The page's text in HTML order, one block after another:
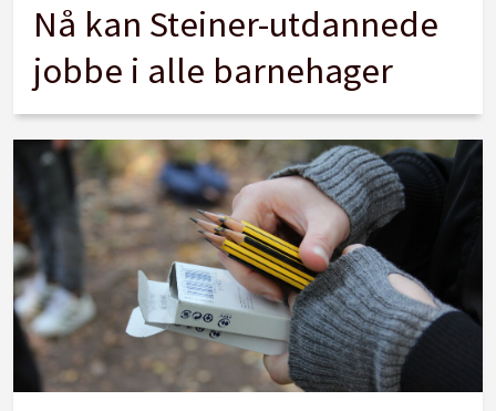
Nå kan Steiner-utdannede
jobbe i alle barnehager